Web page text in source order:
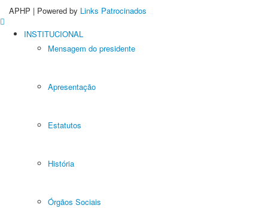
APHP | Powered by Links Patrocinados
INSTITUCIONAL
Mensagem do presidente
Apresentação
Estatutos
História
Órgãos Sociais